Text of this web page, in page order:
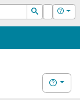
Suchen
Login Hilfe
Hilfe